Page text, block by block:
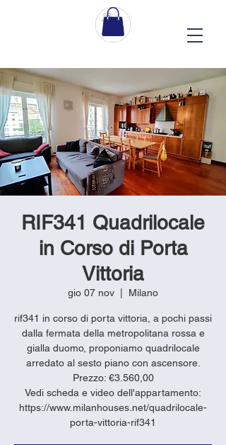
RIF341 Quadrilocale
in Corso di Porta
Vittoria
gio 07 nov Milano
rif341 in corso di porta vittoria, a pochi passi
dalla fermata della metropolitana rossa e
gialla duomo, proponiamo quadrilocale
arredato al sesto piano con ascensore.
Prezzo: €3.560,00
Vedi scheda e video dell'appartamento:
https://www.milanhouses.net/quadrilocale-
porta-vittoria-rif341